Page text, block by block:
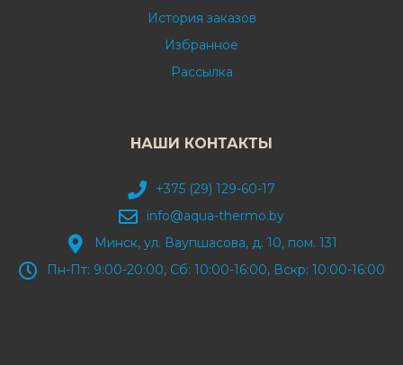
История заказов
Избранное
Рассылка
НАШИ КОНТАКТЫ
+375 (29) 129-60-17
info@aqua-thermo.by
Минск, ул. Ваупшасова, д. 10, пом. 131
Пн-Пт: 9:00-20:00, Сб: 10:00-16:00, Вскр: 10:00-16:00